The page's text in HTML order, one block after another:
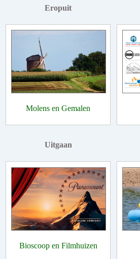
Eropuit
Molens en Gemalen
Uitgaan
Bioscoop en Filmhuizen